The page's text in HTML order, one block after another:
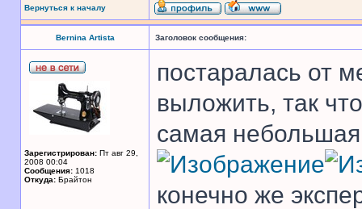
Вернуться к началу
Bernina Artista Заголовок сообщения:
Зарегистрирован: Пт авг 29,
2008 00:04
Сообщения: 1018
Откуда: Брайтон
постаралась от
выложить, так
самая
конечно же